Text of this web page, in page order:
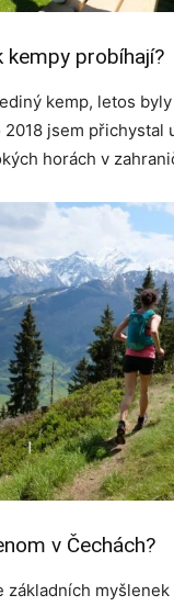
kempy probíhají?
kemp, letos
jsem přichystal
horách v
v Čechách?
základních myšlenek